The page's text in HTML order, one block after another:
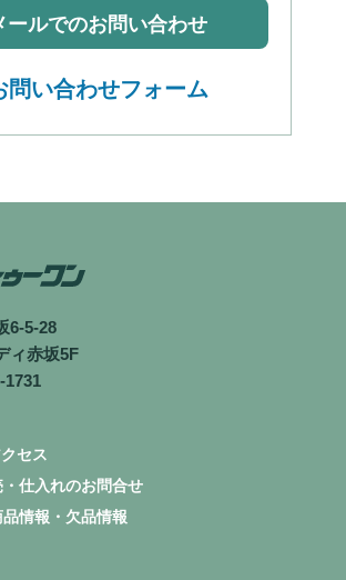
ールでのお問い合わせ
問い合わせフォーム
6-5-28
赤坂5F
1731
セス
仕入れのお問合せ
情報・欠品情報